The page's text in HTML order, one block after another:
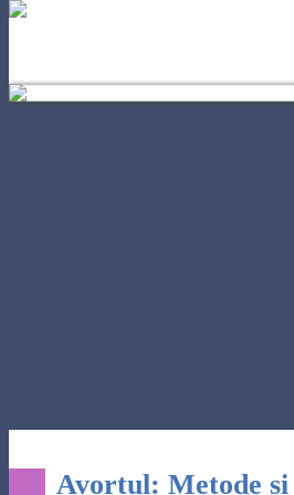
Avortul: Metode si